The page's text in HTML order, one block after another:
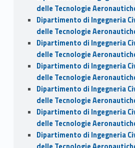
delle Tecnologie
Dipartimento di Ingegneria
delle Tecnologie
Dipartimento di Ingegneria
delle Tecnologie
Dipartimento di Ingegneria
delle Tecnologie
Dipartimento di Ingegneria
delle Tecnologie
Dipartimento di Ingegneria
delle Tecnologie
Dipartimento di Ingegneria